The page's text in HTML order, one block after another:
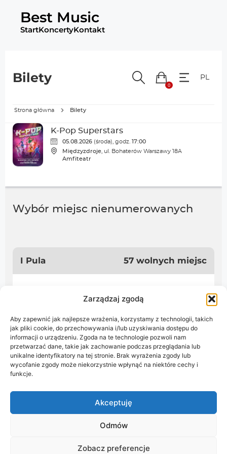
Zarządzaj zgodą
Aby zapewnić jak najlepsze wrażenia, korzystamy z technologii, takich
jak pliki cookie, do przechowywania i/lub uzyskiwania dostępu do
informacji o urządzeniu. Zgoda na te technologie pozwoli nam
przetwarzać dane, takie jak zachowanie podczas przeglądania lub
unikalne identyfikatory na tej stronie. Brak wyrażenia zgody lub
wycofanie zgody może niekorzystnie wpłynąć na niektóre cechy i
funkcje.
Akceptuję
Odmów
Zobacz preferencje
Best Music
StartKoncertyKontakt